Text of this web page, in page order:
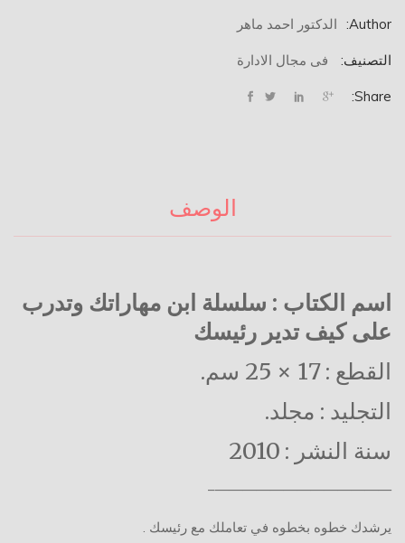
Author: الدكتور احمد ماهر
التصنيف: فى مجال الادارة
Share:
الوصف
اسم الكتاب : سلسلة ابن مهاراتك وتدرب
على كيف تدير رئيسك
القطع : 17 × 25 سم
.
التجليد : مجلد.
سنة النشر : 2010
—————————————–
يرشدك خطوه بخطوه في تعاملك مع رئيسك .